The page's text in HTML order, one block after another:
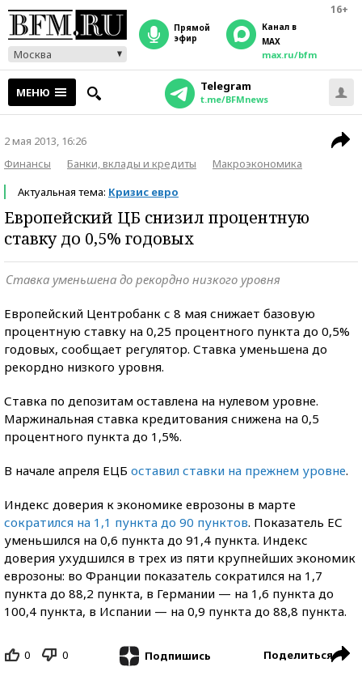
16+
Москва
прямой
эфир
Канал в
MAX
max.ru/bfm
МЕНЮ Telegram
t.me/BFMnews
2 мая 2013, 16:26
Финансы
Банки, вклады и кредиты
Макроэкономика
Актуальная тема: Кризис евро
Европейский ЦБ снизил процентную
ставку до 0,5% годовых
Ставка уменьшена до рекордно низкого уровня
Европейский Центробанк с 8 мая снижает базовую
процентную ставку на 0,25 процентного пункта до 0,5%
годовых, сообщает регулятор. Ставка уменьшена до
рекордно низкого уровня.
Ставка по депозитам оставлена на нулевом уровне.
Маржинальная ставка кредитования снижена на 0,5
процентного пункта до 1,5%.
В начале апреля ЕЦБ оставил ставки на прежнем уровне.
Индекс доверия к экономике еврозоны в марте
сократился на 1,1 пункта до 90 пунктов. Показатель ЕС
уменьшился на 0,6 пункта до 91,4 пункта. Индекс
доверия ухудшился в трех из пяти крупнейших экономик
еврозоны: во Франции показатель сократился на 1,7
пункта до 88,2 пункта, в Германии — на 1,6 пункта до
100,4 пункта, в Испании — на 0,9 пункта до 88,8 пункта.
0 0 Подпишись Поделиться